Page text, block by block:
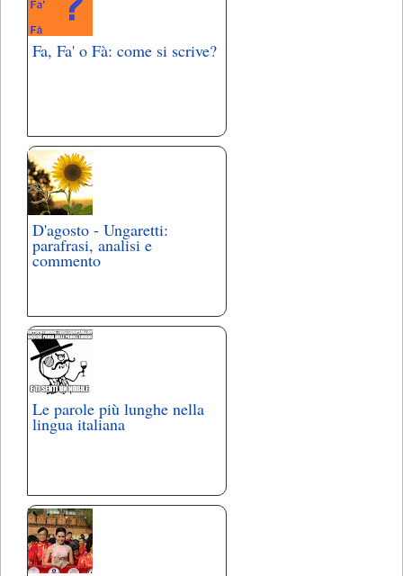
Fa, Fa' o Fà: come si scrive?
D'agosto - Ungaretti:
parafrasi, analisi e
commento
Le parole più lunghe nella
lingua italiana